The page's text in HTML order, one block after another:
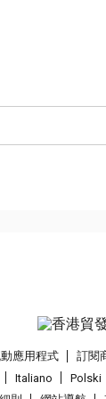
應用程式 訂閱
Italiano Polski